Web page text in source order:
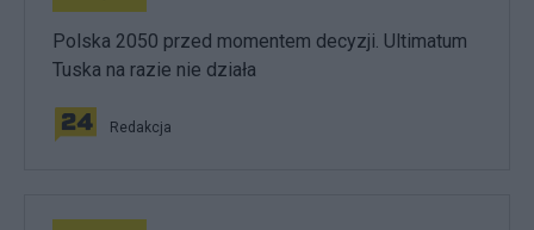
Polska 2050 przed momentem decyzji. Ultimatum
Tuska na razie nie działa
Redakcja